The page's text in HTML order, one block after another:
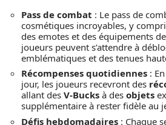
Pass de combat : Le pass de
cosmétiques incroyables, y
des emotes et des équipements de
joueurs peuvent s’attendre à
emblématiques et des tenues
Récompenses quotidiennes :
jour, les joueurs recevront des
allant des V-Bucks à des objets
supplémentaire à rester fidèle au
Défis hebdomadaires : Chaque